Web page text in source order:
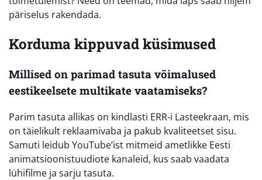
päriselus rakendada.
Korduma kippuvad küsimused
Millised on parimad tasuta võimalused
eestikeelsete multikate vaatamiseks?
Parim tasuta allikas on kindlasti ERR-i Lasteekraan, mis
on täielikult reklaamivaba ja pakub kvaliteetset sisu.
Samuti leidub YouTube’ist mitmeid ametlikke Eesti
animatsioonistuudiote kanaleid, kus saab vaadata
lühifilme ja sarju tasuta.